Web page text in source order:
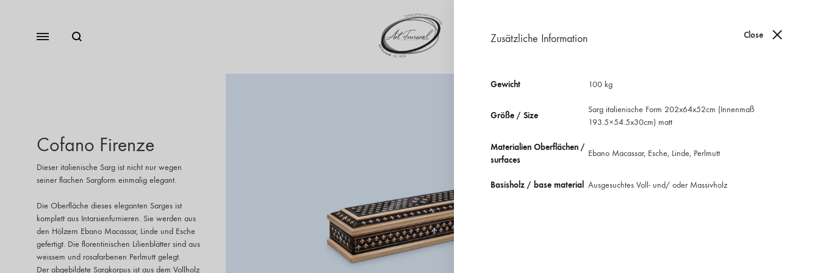
0
Cofano Firenze
Dieser italienische Sarg ist nicht nur wegen
seiner flachen Sargform einmalig elegant.
Die Oberfläche dieses eleganten Sarges ist
komplett aus Intarsienfurnieren. Sie werden aus
den Hölzern Ebano Macassar, Linde und Esche
gefertigt. Die florentinischen Lilienblätter sind aus
weissem und rosafarbenen Perlmutt gelegt.
Der abgebildete Sargkorpus ist aus dem Vollholz
Close
Zusätzliche Information
Gewicht 100 kg
Größe / Size
Sarg italienische Form 202x64x52cm (Innenmaß
193.5×54.5x30cm) matt
Materialien Oberflächen /
surfaces
Ebano Macassar, Esche, Linde, Perlmutt
Basisholz / base material Ausgesuchtes Voll- und/ oder Massivholz